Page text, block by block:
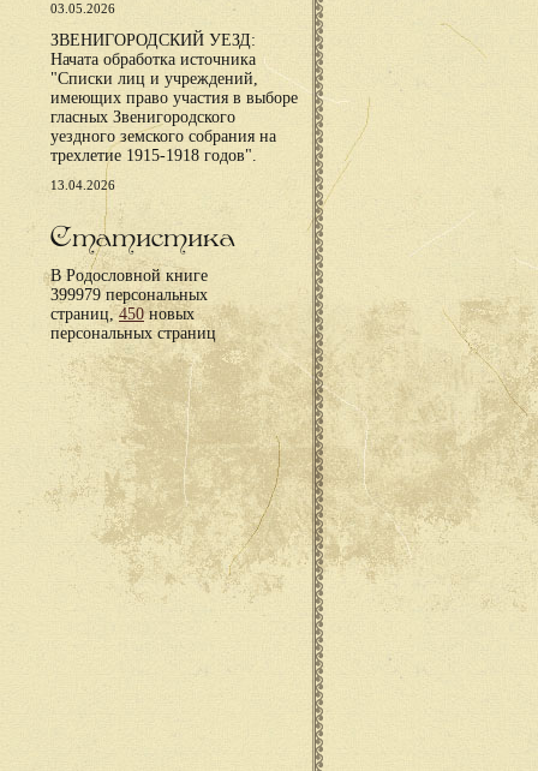
03.05.2026
ЗВЕНИГОРОДСКИЙ УЕЗД:
Начата обработка источника
"Списки лиц и учреждений,
имеющих право участия в выборе
гласных Звенигородского
уездного земского собрания на
трехлетие 1915-1918 годов".
13.04.2026
Статистика
В Родословной книге
399979 персональных
страниц,450новых
персональных страниц